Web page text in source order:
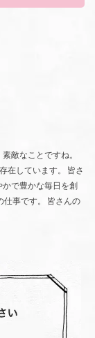
敵なことですね。
在しています。 皆さ
で豊かな毎日を創
仕事です。 皆さんの